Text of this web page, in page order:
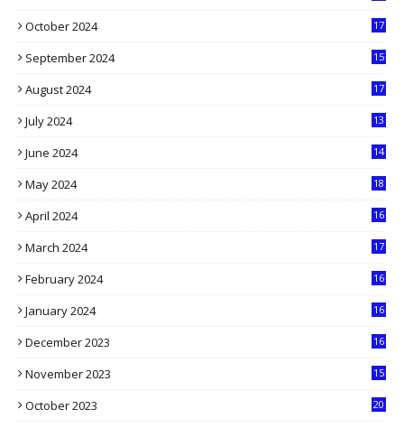
October 2024
17
September 2024
15
August 2024
17
July 2024
13
June 2024
14
May 2024
18
April 2024
16
March 2024
17
February 2024
16
January 2024
16
December 2023
16
November 2023
15
October 2023
20